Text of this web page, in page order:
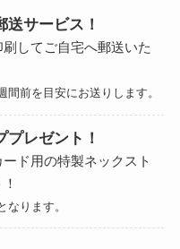
サービス！
してご自宅へ郵送いた
前を目安にお送りします。
レゼント！
ド用の特製ネックスト
ります。